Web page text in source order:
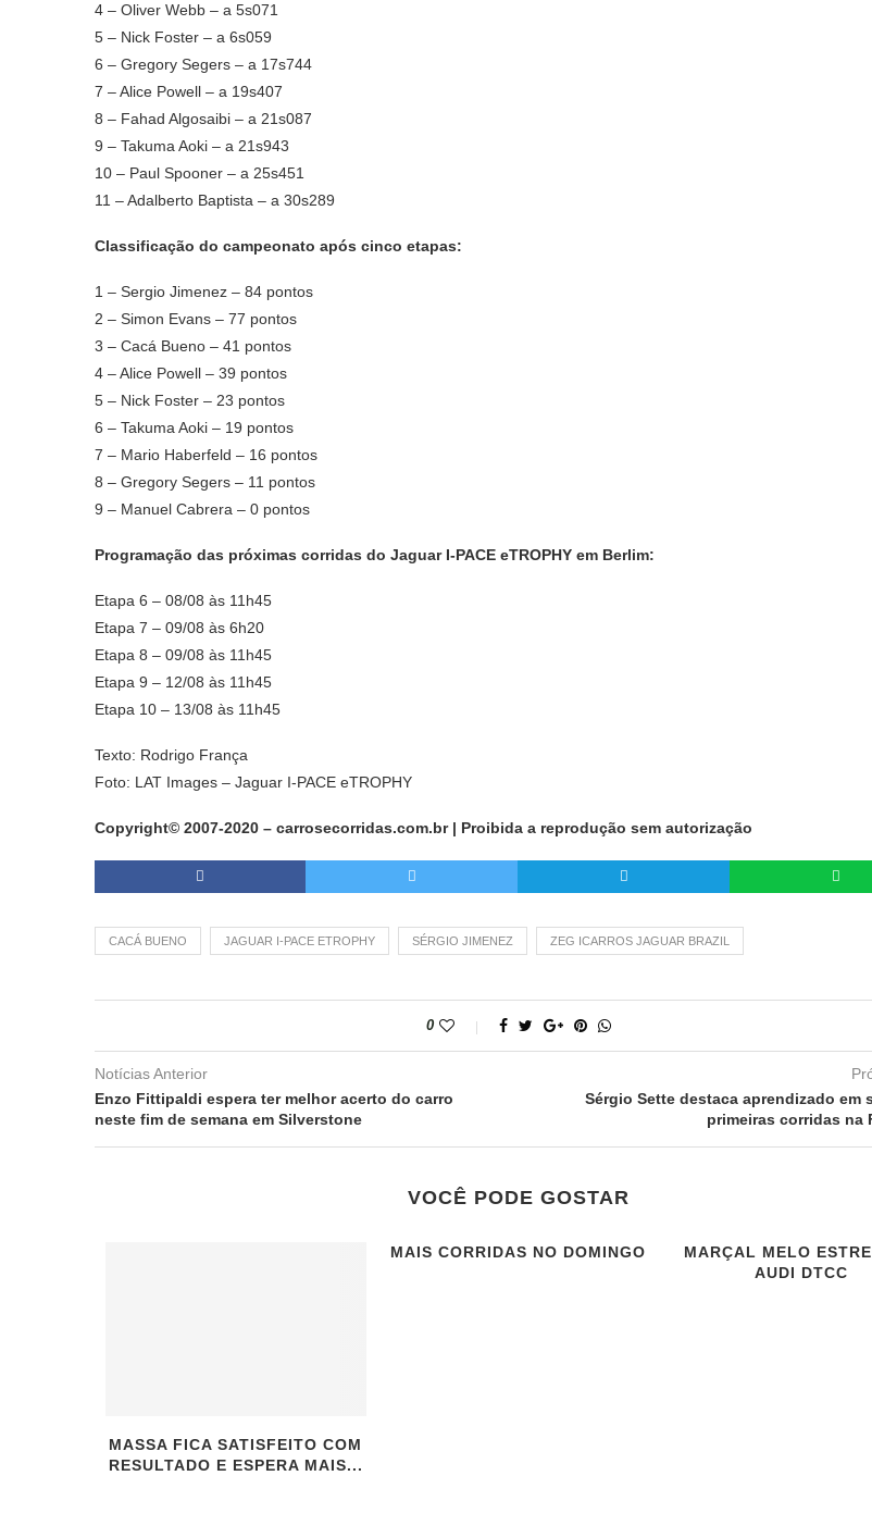
4 – Oliver Webb – a 5s071
5 – Nick Foster – a 6s059
6 – Gregory Segers – a 17s744
7 – Alice Powell – a 19s407
8 – Fahad Algosaibi – a 21s087
9 – Takuma Aoki – a 21s943
10 – Paul Spooner – a 25s451
11 – Adalberto Baptista – a 30s289
Classificação do campeonato após cinco etapas:
1 – Sergio Jimenez – 84 pontos
2 – Simon Evans – 77 pontos
3 – Cacá Bueno – 41 pontos
4 – Alice Powell – 39 pontos
5 – Nick Foster – 23 pontos
6 – Takuma Aoki – 19 pontos
7 – Mario Haberfeld – 16 pontos
8 – Gregory Segers – 11 pontos
9 – Manuel Cabrera – 0 pontos
Programação das próximas corridas do Jaguar I-PACE eTROPHY em Berlim:
Etapa 6 – 08/08 às 11h45
Etapa 7 – 09/08 às 6h20
Etapa 8 – 09/08 às 11h45
Etapa 9 – 12/08 às 11h45
Etapa 10 – 13/08 às 11h45
Texto: Rodrigo França
Foto: LAT Images – Jaguar I-PACE eTROPHY
Copyright© 2007-2020 – carrosecorridas.com.br | Proibida a reprodução sem autorização
CACÁ BUENO JAGUAR I-PACE ETROPHY SÉRGIO JIMENEZ ZEG ICARROS JAGUAR BRAZIL
0
Notícias Anterior
Enzo Fittipaldi espera ter melhor acerto do carro
neste fim de semana em Silverstone
Sérgio Sette destaca aprendizado em
primeiras corridas na
VOCÊ PODE GOSTAR
MASSA FICA SATISFEITO COM
RESULTADO E ESPERA MAIS...
MAIS CORRIDAS NO DOMINGO
MARÇAL MELO
AUDI DTCC